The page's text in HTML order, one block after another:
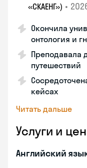
«СКАЕНГ») •
Окончила
онтология и
Преподавала
путешествий
кейсах
Читать дальше
Услуги и
Английский